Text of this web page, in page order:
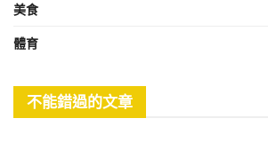
美食
體育
不能錯過的文章
商業